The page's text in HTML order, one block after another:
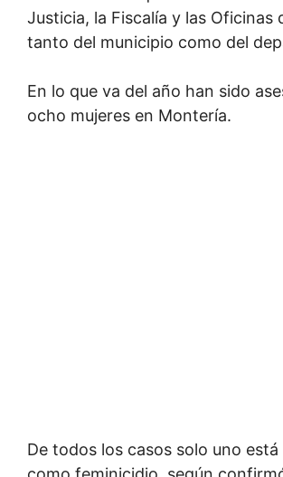
Justicia, la Fiscalía y las Oficinas
tanto del municipio como del
En lo que va del año han sido
ocho mujeres en Montería.
De todos los casos solo uno